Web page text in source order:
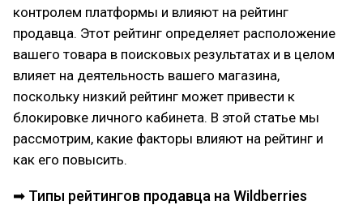
контролем платформы и влияют на рейтинг
продавца. Этот рейтинг определяет расположение
вашего товара в поисковых результатах и в целом
влияет на деятельность вашего магазина,
поскольку низкий рейтинг может привести к
блокировке личного кабинета. В этой статье мы
рассмотрим, какие факторы влияют на рейтинг и
как его повысить.
➡ Типы рейтингов продавца на Wildberries